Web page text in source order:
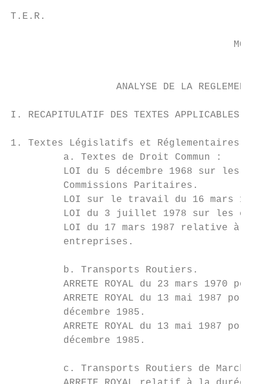
T.E.R.
ANALYSE DE LA
I. RECAPITULATIF DES TEXTES APPLICABLES.
1. Textes Législatifs et Réglementaires :
         a. Textes de Droit Commun :
LOI du 5 décembre 1968 sur les
         Commissions Paritaires.
LOI sur le travail du 16 mars
LOI du 3 juillet 1978 sur les
LOI du 17 mars 1987 relative à
         entreprises.
         b. Transports Routiers.
ARRETE ROYAL du 23 mars 1970
ARRETE ROYAL du 13 mai 1987
         décembre 1985.
ARRETE ROYAL du 13 mai 1987
         décembre 1985.
c. Transports Routiers de